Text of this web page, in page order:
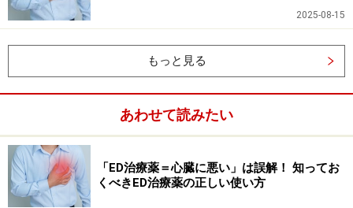
健康な男性は、勃起成立後に硬直した海綿体そのものが
陰茎内の静脈を適度に圧迫することで血液の流出が妨げ
られるため、自然に勃起が持続します。従って、勃起維
持のために薬の力を借りる必要がありません。
ED治療薬は満足な性行為を行うのに十分な勃起とその維
持ができない患者さんを対象に処方される医薬品ですか
ら、健全な勃起力のある男性が服用しても意味がないの
です。
2025-08-15
もっと見る
あわせて読みたい
「ED治療薬＝心臓に悪い」は誤解！ 知ってお
くべきED治療薬の正しい使い方